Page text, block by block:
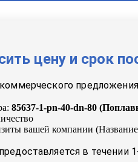
цену и срок
85637-1-pn-40-dn-80 (
вашей компании
в течении